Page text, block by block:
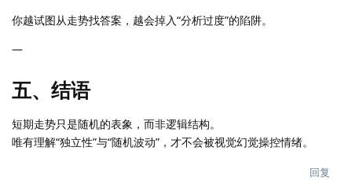
你越试图从走势找答案，越会掉入“分析过度”的陷阱。
—
五、结语
短期走势只是随机的表象，而非逻辑结构。
唯有理解“独立性”与“随机波动”，才不会被视觉幻觉操控情绪。
回复